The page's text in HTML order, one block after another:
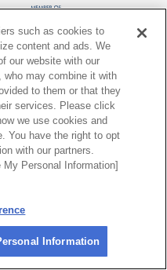
個人情報の取り扱いについて
情報提供終了のお知らせ
日本自動車会館
法人 日本自動車連盟 (JAF)
such as cookies to
content and ads. We
our website with our
who may combine it with
to them or that they
services. Please click
we use cookies and
You have the right to opt
with our partners.
Personal Information]
Information